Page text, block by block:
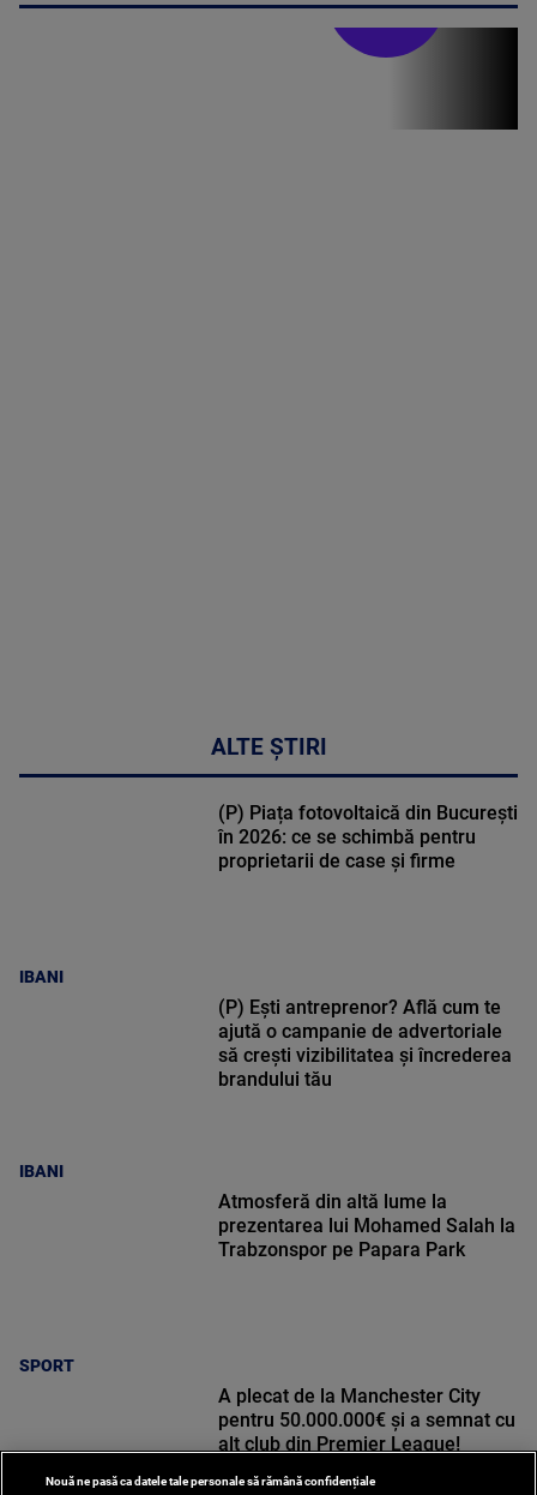
ALTE ȘTIRI
IBANI
(P) Piața fotovoltaică din București
în 2026: ce se schimbă pentru
proprietarii de case și firme
IBANI
(P) Ești antreprenor? Află cum te
ajută o campanie de advertoriale
să crești vizibilitatea și încrederea
brandului tău
SPORT
Atmosferă din altă lume la
prezentarea lui Mohamed Salah la
Trabzonspor pe Papara Park
A plecat de la Manchester City
pentru 50.000.000€ și a semnat cu
alt club din Premier League!
Nouă ne pasă ca datele tale personale să rămână confidențiale